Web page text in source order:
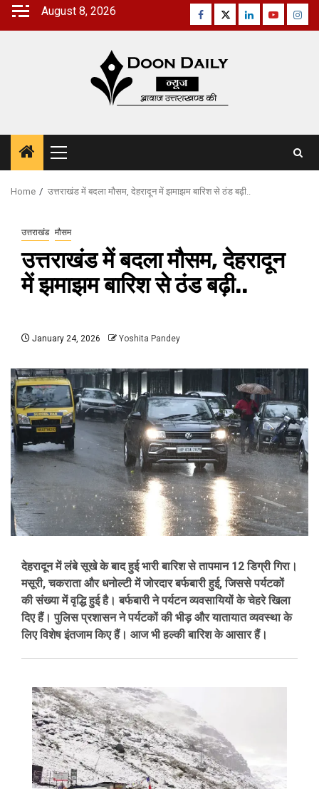
Skip
August 8, 2026 Facebook
TwitterLinkedinYoutube
Primary
Menu
Home उत्तराखंड में बदला मौसम, देहरादून में झमाझम बारिश से ठंड बढ़ी..
उत्तराखंड मौसम
उत्तराखंड में बदला मौसम, देहरादून
में झमाझम बारिश से ठंड बढ़ी..
January 24, 2026 Yoshita Pandey
देहरादून में लंबे सूखे के बाद हुई भारी बारिश से तापमान 12 डिग्री गिरा।
मसूरी, चकराता और धनोल्टी में जोरदार बर्फबारी हुई, जिससे पर्यटकों
की संख्या में वृद्धि हुई है। बर्फबारी ने पर्यटन व्यवसायियों के चेहरे खिला
दिए हैं। पुलिस प्रशासन ने पर्यटकों की भीड़ और यातायात व्यवस्था के
लिए विशेष इंतजाम किए हैं। आज भी हल्की बारिश के आसार हैं।